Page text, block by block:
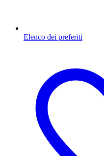
Elenco dei preferiti